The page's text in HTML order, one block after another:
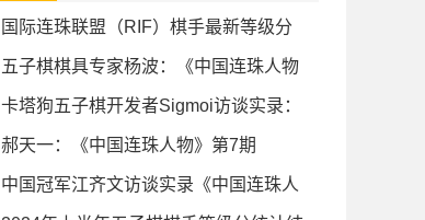
国际连珠联盟（RIF）棋手最新等级分
五子棋棋具专家杨波：《中国连珠人物
卡塔狗五子棋开发者Sigmoi访谈实录：
郝天一：《中国连珠人物》第7期
中国冠军江齐文访谈实录《中国连珠人